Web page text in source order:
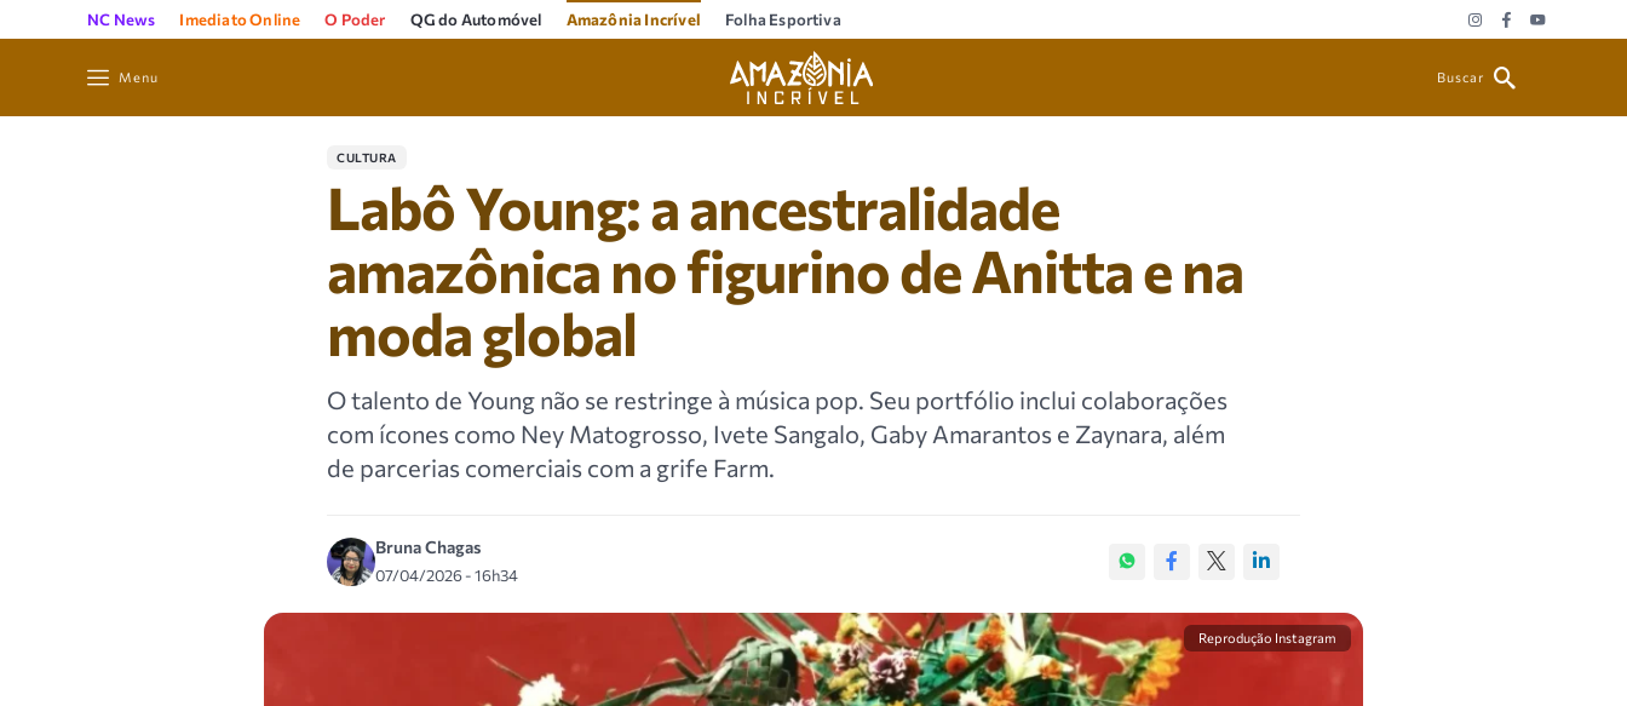
NC News Imediato Online O Poder QG do Automóvel Amazônia Incrível Folha Esportiva
Menu Buscar
CULTURA
Labô Young: a ancestralidade
amazônica no figurino de Anitta e na
moda global
O talento de Young não se restringe à música pop. Seu portfólio inclui colaborações
com ícones como Ney Matogrosso, Ivete Sangalo, Gaby Amarantos e Zaynara, além
de parcerias comerciais com a grife Farm.
Bruna Chagas
07/04/2026 - 16h34
Reprodução Instagram